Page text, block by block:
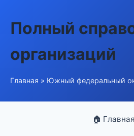
Полный
организаций
Главная » Южный федеральный
🏠 Главная